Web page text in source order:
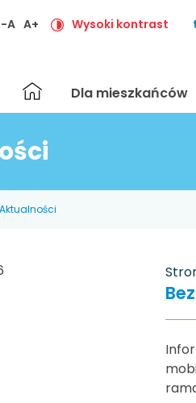
-A A+ Wysoki kontrast
Strona
główna
Dla mieszkańców
Aktualności